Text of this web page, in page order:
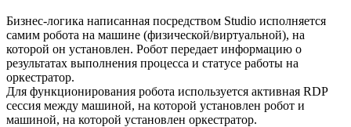
Бизнес-логика написанная посредством Studio исполняется
самим робота на машине (физической/виртуальной), на
которой он установлен. Робот передает информацию о
результатах выполнения процесса и статусе работы на
оркестратор.
Для функционирования робота используется активная RDP
сессия между машиной, на которой установлен робот и
машиной, на которой установлен оркестратор.